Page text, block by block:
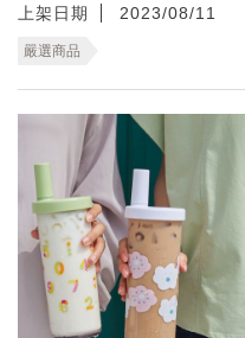
上架日期 2023/08/11
嚴選商品